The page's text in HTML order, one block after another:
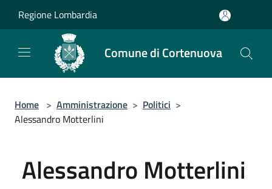
Regione Lombardia
Comune di Cortenuova
Home > Amministrazione > Politici >
Alessandro Motterlini
Alessandro Motterlini